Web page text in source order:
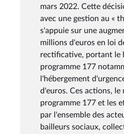
mars 2022. Cette
avec une gestion au «
s'appuie sur une
millions d'euros en loi
rectificative, portant le
programme 177
l'hébergement
d'euros. Ces actions, le
programme 177 et les
par l'ensemble des
bailleurs sociaux,